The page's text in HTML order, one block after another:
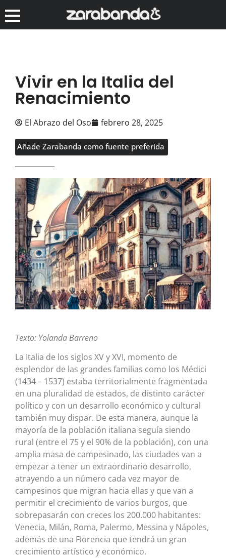
Vivir en la Italia del
Renacimiento
El Abrazo del Oso febrero 28, 2025
Añade Zarabanda como fuente preferida
Texto: Yolanda Barreno
La Italia de los siglos XV y XVI, momento de
esplendor de las grandes familias como los Médici
(1434 – 1537) estaba territorialmente fragmentada
en una pluralidad de estados, de distinto carácter
político y con un desarrollo económico y cultural
también muy dispar. De esta manera, aunque la
mayoría de la población italiana seguía siendo
rural (entre el 75 y el 90% de la población), con una
amplia masa de campesinado, las ciudades van a
empezar a tener un extraordinario desarrollo,
atrayendo a un número cada vez mayor de
campesinos que migran hacia ellas y que van a
permitir el crecimiento de varios burgos, que
sobrepasarán con creces los 200.000 habitantes:
Venecia, Milán, Roma, Palermo, Messina y Nápoles,
además de una Florencia que tendrá un gran
crecimiento artístico y económico.